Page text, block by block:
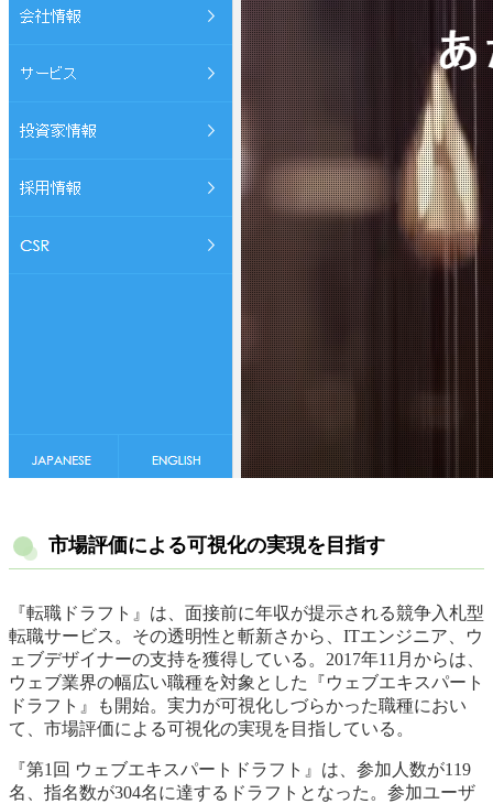
市場評価による可視化の実現を目指す
『転職ドラフト』は、面接前に年収が提示される競争入札型
転職サービス。その透明性と斬新さから、ITエンジニア、ウ
ェブデザイナーの支持を獲得している。2017年11月からは、
ウェブ業界の幅広い職種を対象とした『ウェブエキスパート
ドラフト』も開始。実力が可視化しづらかった職種におい
て、市場評価による可視化の実現を目指している。
『第1回 ウェブエキスパートドラフト』は、参加人数が119
名、指名数が304名に達するドラフトとなった。参加ユーザ